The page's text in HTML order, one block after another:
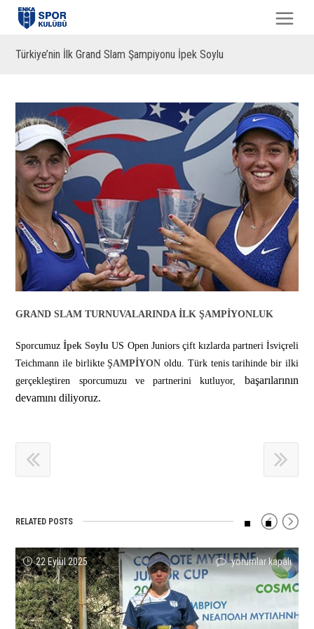
Türkiye’nin İlk Grand Slam Şampiyonu İpek Soylu
GRAND SLAM TURNUVALARINDA İLK ŞAMPİYONLUK
Sporcumuzİpek Soylu US Open Juniors çift kızlarda partneri İsviçreli
Teichmann ile birlikteŞAMPİYON oldu. Türk tenis tarihinde bir ilki
gerçekleştiren sporcumuzu ve partnerinikutluyor, başarılarının
devamını diliyoruz.
RELATED POSTS
22 Eylül 2025
Ecrin
Lal
Yunanistan’da
yorumlar kapalı
Zeynep
Sönmez
125
yorumlar kapalı
Sporcumuz
Ömer
Doğruel
yorumlar kapalı
Mustafa
Ege
Teklerde
yorumlar kapalı
Cumhuriyet
Kızları
Turnuvası’nda
Melis’ten
yorumlar kapalı
Tuncay
Duran
Profesyonel
Kariyerinin
yorumlar kapalı